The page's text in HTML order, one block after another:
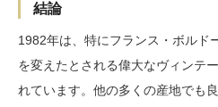
結論
1982年は、特にフランス・ボルド
を変えたとされる偉大なヴィンテ
れています。他の多くの産地でも